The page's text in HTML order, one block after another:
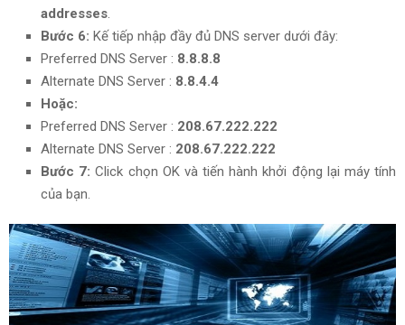
addresses.
Bước 6: Kế tiếp nhập đầy đủ DNS server dưới đây:
Preferred DNS Server : 8.8.8.8
Alternate DNS Server : 8.8.4.4
Hoặc:
Preferred DNS Server : 208.67.222.222
Alternate DNS Server : 208.67.222.222
Bước 7:Click chọn OK và tiến hành khởi động lại máy tính
của bạn.